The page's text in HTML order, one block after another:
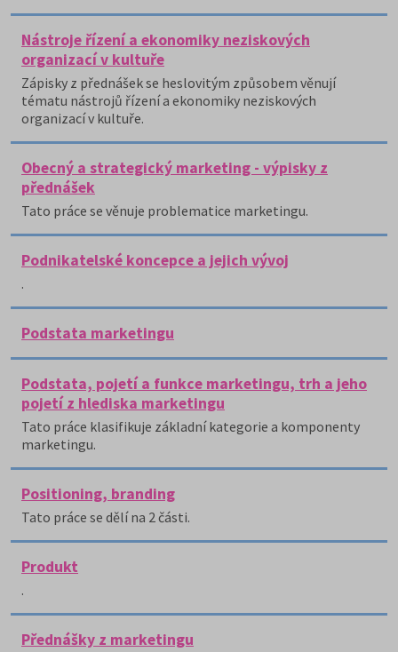
Nástroje řízení a ekonomiky neziskových
organizací v kultuře
Zápisky z přednášek se heslovitým způsobem věnují
tématu nástrojů řízení a ekonomiky neziskových
organizací v kultuře.
Obecný a strategický marketing - výpisky z
přednášek
Tato práce se věnuje problematice marketingu.
Podnikatelské koncepce a jejich vývoj
.
Podstata marketingu
Podstata, pojetí a funkce marketingu, trh a jeho
pojetí z hlediska marketingu
Tato práce klasifikuje základní kategorie a komponenty
marketingu.
Positioning, branding
Tato práce se dělí na 2 části.
Produkt
.
Přednášky z marketingu